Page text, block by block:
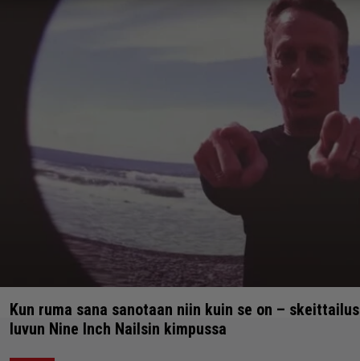
Nine Inch Nailsin Trent Reznorin uusin soundtrack-
mutanttininjakilpikonnat!
Kun ruma sana sanotaan niin kuin se on –
luvun Nine Inch Nailsin kimpussa